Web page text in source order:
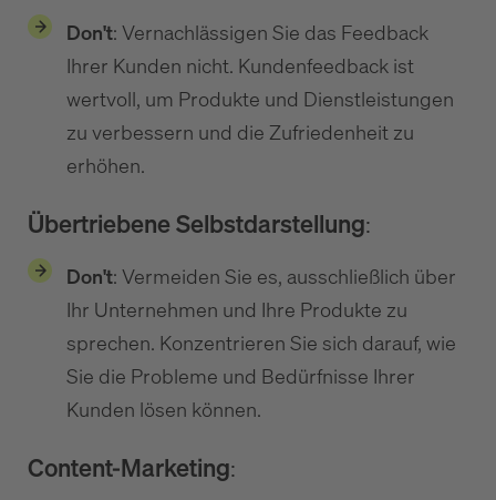
Don't: Vernachlässigen Sie das Feedback
Ihrer Kunden nicht. Kundenfeedback ist
wertvoll, um Produkte und Dienstleistungen
zu verbessern und die Zufriedenheit zu
erhöhen.
Übertriebene Selbstdarstellung:
Don't: Vermeiden Sie es, ausschließlich über
Ihr Unternehmen und Ihre Produkte zu
sprechen. Konzentrieren Sie sich darauf, wie
Sie die Probleme und Bedürfnisse Ihrer
Kunden lösen können.
Content-Marketing: